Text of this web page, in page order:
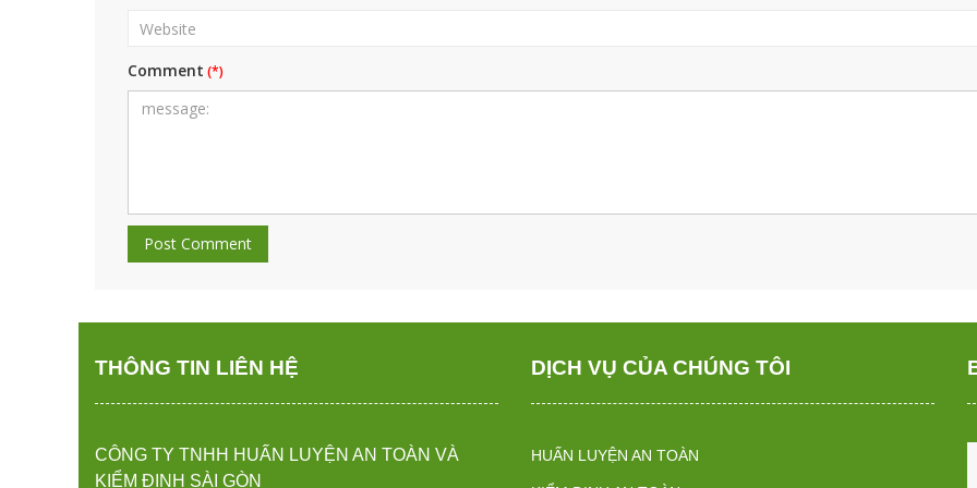
Comment
THÔNG TIN LIÊN HỆ
CÔNG TY TNHH HUẤN LUYỆN AN TOÀN VÀ
KIỂM ĐỊNH SÀI GÒN
DỊCH VỤ CỦA CHÚNG TÔI
HUẤN LUYỆN AN TOÀN